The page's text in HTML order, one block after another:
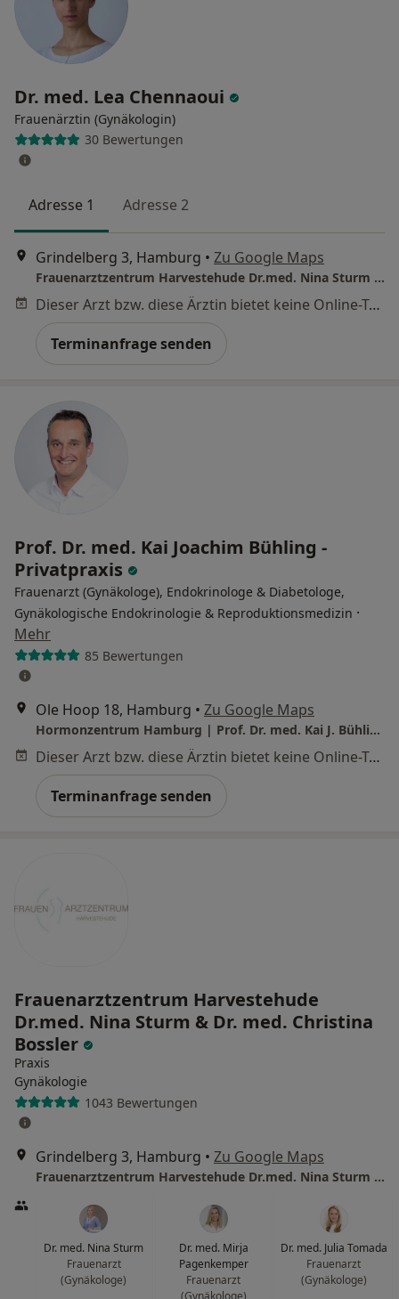
Dr. med. Lea Chennaoui
Frauenärztin (Gynäkologin)
30 Bewertungen
Adresse 1 Adresse 2
Grindelberg 3, Hamburg • Zu Google Maps
Frauenarztzentrum Harvestehude Dr.med. Nina Sturm & Dr. med. Christina Bossler
Dieser Arzt bzw. diese Ärztin bietet keine Online-Terminbuchung an diesem Standort an.
Terminanfrage senden
Prof. Dr. med. Kai Joachim Bühling -
Privatpraxis
Frauenarzt (Gynäkologe), Endokrinologe & Diabetologe,
Gynäkologische Endokrinologie & Reproduktionsmedizin ·
Mehr
85 Bewertungen
Ole Hoop 18, Hamburg • Zu Google Maps
Hormonzentrum Hamburg | Prof. Dr. med. Kai J. Bühling & Kollegen
Dieser Arzt bzw. diese Ärztin bietet keine Online-Terminbuchung an diesem Standort an.
Terminanfrage senden
Frauenarztzentrum Harvestehude
Dr.med. Nina Sturm & Dr. med. Christina
Bossler
Praxis
Gynäkologie
1043 Bewertungen
Grindelberg 3, Hamburg • Zu Google Maps
Frauenarztzentrum Harvestehude Dr.med. Nina Sturm & Dr. med. Christina Bossler
Dr. med. Nina Sturm
Frauenarzt
(Gynäkologe)
Dr. med. Mirja
Pagenkemper
Frauenarzt
Dr. med. Julia Tomada
Frauenarzt
(Gynäkologe)